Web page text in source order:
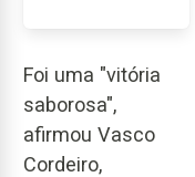
Foi uma "vitória
saborosa",
afirmou Vasco
Cordeiro,